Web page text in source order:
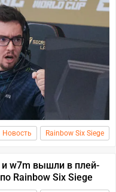
Новость Rainbow Six Siege
и w7m вышли в плей-
Rainbow Six Siege